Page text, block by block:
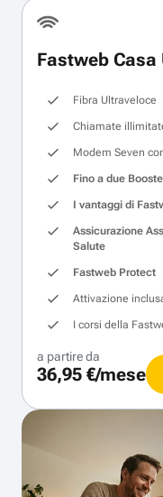
Fastweb Casa
Fibra Ultraveloce
Chiamate
Modem Seven
Fino a due
I vantaggi di
Assicurazione
Salute
Fastweb Protect
Attivazione
I corsi della
a partire da
36,95 €/mese